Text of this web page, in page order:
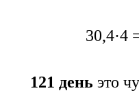
30,4·4
121 день это